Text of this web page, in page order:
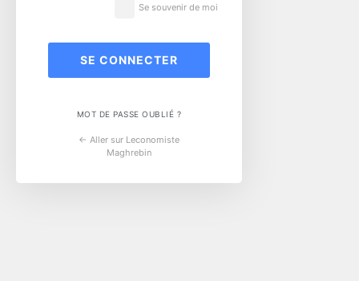
Se souvenir de moi
MOT DE PASSE OUBLIÉ ?
← Aller sur Leconomiste
Maghrebin